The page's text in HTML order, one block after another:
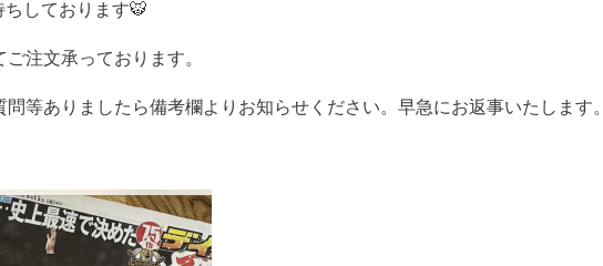
しております🐯
注文承っております。
等ありましたら備考欄よりお知らせください。早急にお返事いたします。